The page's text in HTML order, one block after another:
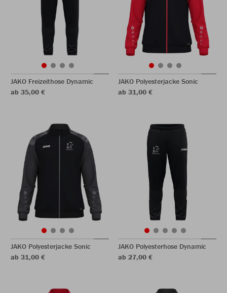
JAKO Freizeithose Dynamic
ab 35,00 €
JAKO Polyesterjacke Sonic
ab 31,00 €
JAKO Polyesterjacke Sonic
ab 31,00 €
JAKO Polyesterhose Dynamic
ab 27,00 €